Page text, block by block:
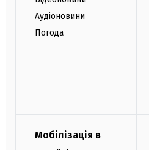
Аудіоновини
Погода
Мобілізація в